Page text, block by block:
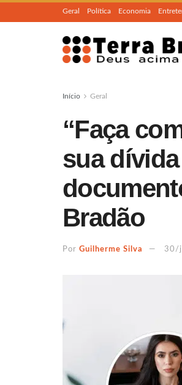
Geral Política Economia
Início Geral
“Faça
sua
Bradão
Por Guilherme Silva 30/